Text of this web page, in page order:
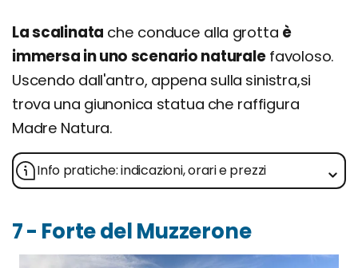
La scalinata che conduce alla grotta è
immersa in uno scenario naturalefavoloso.
Uscendo dall'antro, appena sulla sinistra,si
trova una giunonica statua che raffigura
Madre Natura.
Info pratiche: indicazioni, orari e prezzi
7 - Forte del Muzzerone